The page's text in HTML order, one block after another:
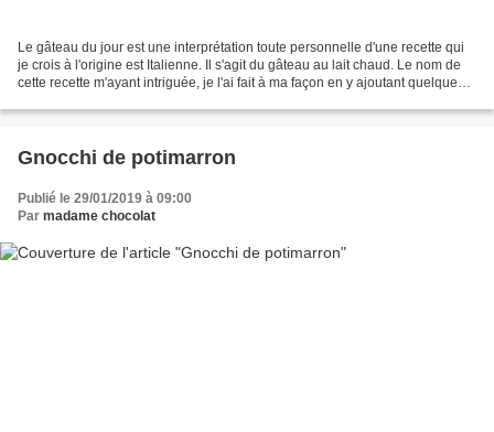
Le gâteau du jour est une interprétation toute personnelle d'une recette qui
je crois à l'origine est Italienne. Il s'agit du gâteau au lait chaud. Le nom de
cette recette m'ayant intriguée, je l'ai fait à ma façon en y ajoutant quelques
Gnocchi de potimarron
Publié le 29/01/2019 à 09:00
Par madame chocolat